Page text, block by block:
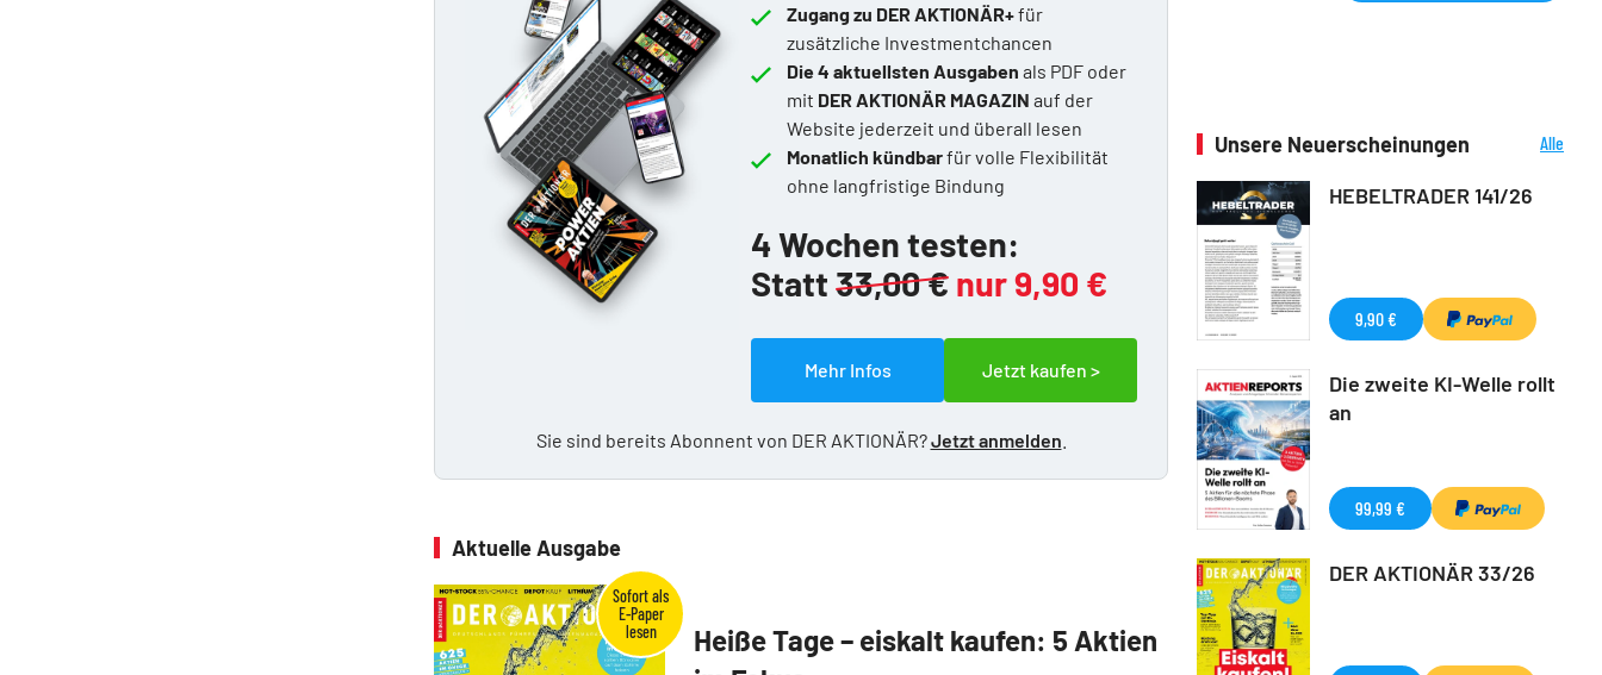
Zugang zu DER AKTIONÄR+für
zusätzliche Investmentchancen
Die 4 aktuellsten Ausgaben als PDF oder
mit DER AKTIONÄR MAGAZIN auf der
Website jederzeit und überall lesen
Monatlich kündbarfür volle Flexibilität
ohne langfristige Bindung
4 Wochen testen:
Statt 33,00 € nur 9,90 €
Mehr Infos Jetzt kaufen >
Sie sind bereits Abonnent von DER AKTIONÄR?Jetzt anmelden
Aktuelle Ausgabe
Heiße Tage – eiskalt kaufen: 5 Aktien
Unsere Neuerscheinungen
Alle
HEBELTRADER 141/26
9,90 €
Die zweite KI-Welle rollt
an
99,99 €
DER AKTIONÄR 33/26